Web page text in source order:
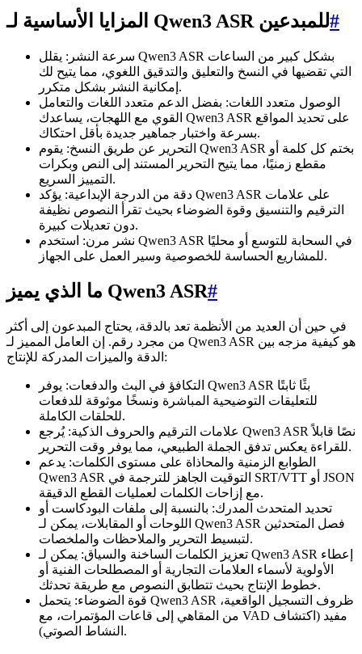
المزايا الأساسية لـ Qwen3 ASR للمبدعين#
سرعة النشر: يقلل Qwen3 ASR بشكل كبير من الساعات
التي تقضيها في النسخ والتعليق والتدقيق اللغوي، مما يتيح لك
إمكانية النشر بشكل متكرر.
الوصول متعدد اللغات: بفضل الدعم متعدد اللغات والتعامل
القوي مع اللهجات، يساعدك Qwen3 ASR على تحديد المواقع
بسرعة واختبار جماهير جديدة بأقل احتكاك.
التحرير عن طريق النسخ: يقوم Qwen3 ASR بختم كل كلمة أو
مقطع زمنيًا، مما يتيح التحرير المستند إلى النص وبكرات
التمييز السريع.
دقة من الدرجة الإبداعية: يؤكد Qwen3 ASR على علامات
الترقيم والتنسيق وقوة الضوضاء بحيث تقرأ النصوص نظيفة
دون تعديلات كبيرة.
نشر مرن: استخدم Qwen3 ASR في السحابة للتوسع أو محليًا
للمشاريع الحساسة للخصوصية وسير العمل على الجهاز.
ما الذي يميز Qwen3 ASR#
في حين أن العديد من الأنظمة تعد بالدقة، يحتاج المبدعون إلى أكثر
من مجرد رقم. إن العامل المميز لـ Qwen3 ASR هو كيفية مزجه بين
الدقة والميزات المدركة للإنتاج:
التكافؤ في البث والدفعات: يوفر Qwen3 ASR بثًا ثابتًا
للتعليقات التوضيحية المباشرة ونسخًا موثوقة للدفعات
للحلقات الكاملة.
علامات الترقيم والحروف الذكية: يُرجع Qwen3 ASR نصًا قابلاً
للقراءة يعكس تدفق الجملة الطبيعي، مما يوفر وقت التحرير.
الطوابع الزمنية والمحاذاة على مستوى الكلمات: يدعم
Qwen3 ASR التوقيت الجاهز للترجمة في SRT/VTT أو JSON
مع إزاحات الكلمات لعمليات القطع الدقيقة.
تحديد المتحدث المدرك: بالنسبة إلى ملفات البودكاست أو
اللوحات أو المقابلات، يمكن لـ Qwen3 ASR فصل المتحدثين
لتبسيط التحرير والملاحظات والملخصات.
تعزيز الكلمات الساخنة والسياق: يمكن لـ Qwen3 ASR إعطاء
الأولوية لأسماء العلامات التجارية أو المصطلحات الفنية أو
خطوط الإنتاج بحيث تتطابق النصوص مع طريقة تحدثك.
قوة الضوضاء: يتحمل Qwen3 ASR ظروف التسجيل الواقعية،
من المقاهي إلى قاعات المؤتمرات، مع VAD مفيد (اكتشاف
النشاط الصوتي).